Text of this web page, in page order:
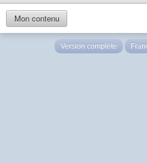
Mon contenu
Version complète